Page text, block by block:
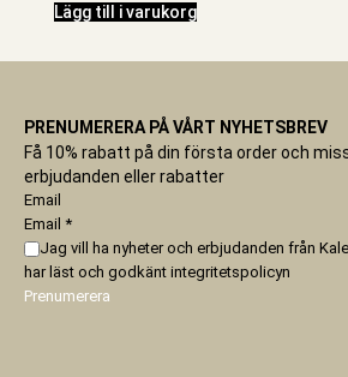
Lägg till i varukorg
PRENUMERERA PÅ VÅRT NYHETSBREV
Få 10% rabatt på din första order och
erbjudanden eller rabatter
Email
Email *
Jag vill ha nyheter och erbjudanden från
har läst och godkänt integritetspolicyn
Prenumerera